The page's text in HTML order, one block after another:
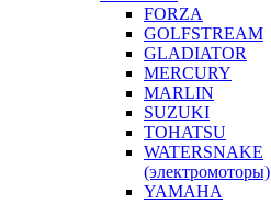
FORZA
GOLFSTREAM
GLADIATOR
MERCURY
MARLIN
SUZUKI
TOHATSU
WATERSNAKE
(электромоторы)
YAMAHA